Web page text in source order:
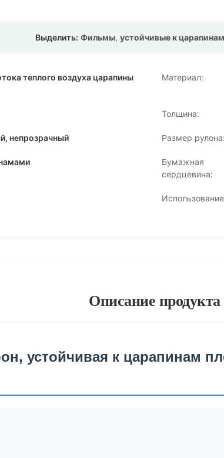
Выделить: Фильмы, устойчивые к царапинам
теплого воздуха царапины
Материал:
Толщина:
непрозрачный Размер рулона:
Бумажная
сердцевина:
Описание продукта
устойчивая к царапинам